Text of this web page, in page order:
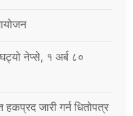
नेप्से, १ अर्ब ८०
जारी गर्न धितोपत्र